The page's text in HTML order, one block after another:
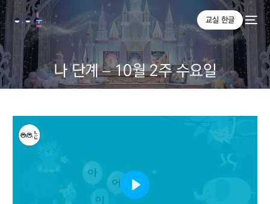
교실 한글
나 단계 – 10월 2주 수요일
Play